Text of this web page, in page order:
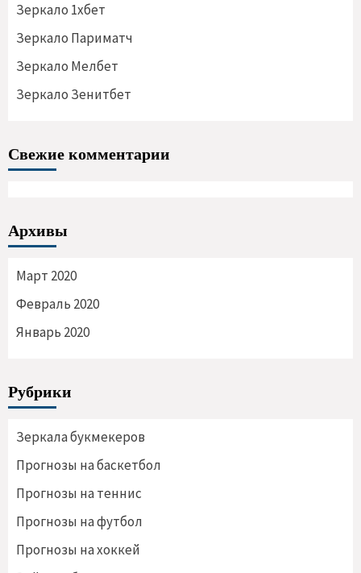
Зеркало 1хбет
Зеркало Париматч
Зеркало Мелбет
Зеркало Зенитбет
Свежие комментарии
Архивы
Март 2020
Февраль 2020
Январь 2020
Рубрики
Зеркала букмекеров
Прогнозы на баскетбол
Прогнозы на теннис
Прогнозы на футбол
Прогнозы на хоккей